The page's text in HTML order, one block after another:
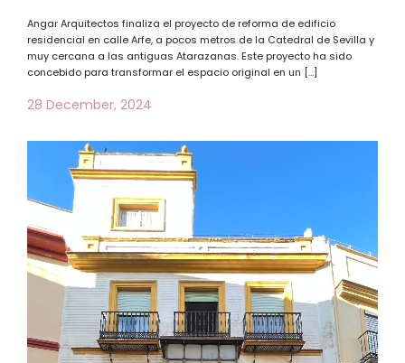
Angar Arquitectos finaliza el proyecto de reforma de edificio
residencial en calle Arfe, a pocos metros de la Catedral de Sevilla y
muy cercana a las antiguas Atarazanas. Este proyecto ha sido
concebido para transformar el espacio original en un […]
28 December, 2024